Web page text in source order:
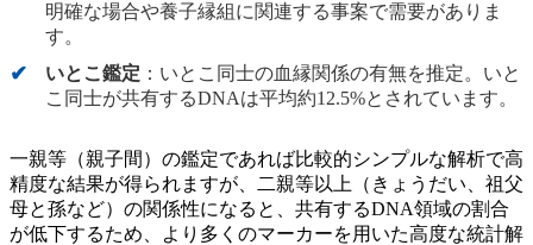
明確な場合や養子縁組に関連する事案で需要がありま
す。
いとこ鑑定 ：いとこ同士の血縁関係の有無を推定。いと
こ同士が共有するDNAは平均約12.5%とされています。
一親等（親子間）の鑑定であれば比較的シンプルな解析で高
精度な結果が得られますが、二親等以上（きょうだい、祖父
母と孫など）の関係性になると、共有するDNA領域の割合
が低下するため、より多くのマーカーを用いた高度な統計解